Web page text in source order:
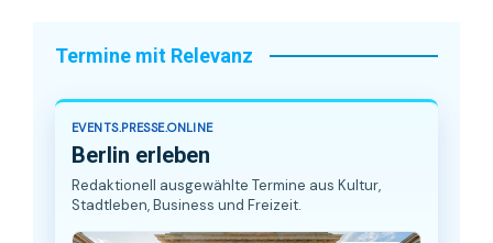
Termine mit Relevanz
EVENTS.PRESSE.ONLINE
Berlin erleben
Redaktionell ausgewählte Termine aus Kultur,
Stadtleben, Business und Freizeit.